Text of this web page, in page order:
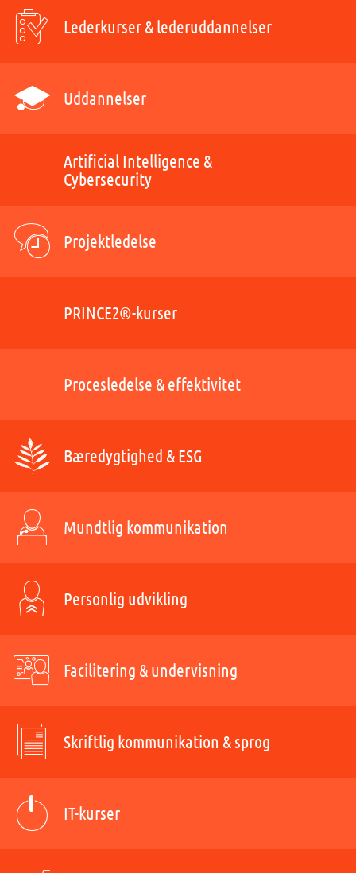
Lederkurser & lederuddannelser
Uddannelser
Artificial Intelligence &
Cybersecurity
Projektledelse
PRINCE2®-kurser
Procesledelse & effektivitet
Bæredygtighed & ESG
Mundtlig kommunikation
Personlig udvikling
Facilitering & undervisning
Skriftlig kommunikation & sprog
IT-kurser